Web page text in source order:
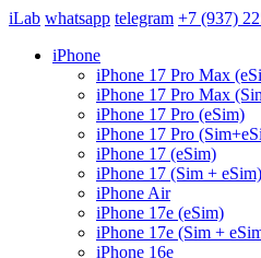
iLab whatsapp telegram +7 (937)
iPhone
iPhone 17 Pro Max
iPhone 17 Pro Max
iPhone 17 Pro (eSim)
iPhone 17 Pro
iPhone 17 (eSim)
iPhone 17 (Sim + eSim)
iPhone Air
iPhone 17e (eSim)
iPhone 17e (Sim +
iPhone 16e